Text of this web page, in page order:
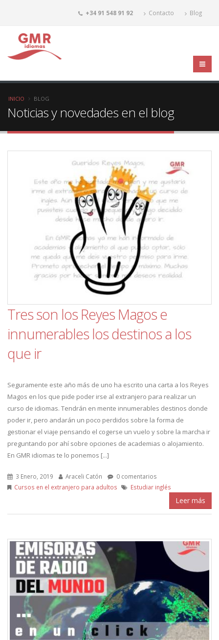
+34 91 548 91 92 Contacto Blog
INICIO BLOG
Noticias y novedades en el blog
Tres son los Reyes Magos e
innumerables los destinos a los
que ir
Seguramente este año más de uno ha escrito una carta a los Reyes
Magos en los que pide poder irse al extranjero para realizar un
curso de idiomas. Tendrán en mente innumerables destinos donde
poder ir, pero andarán un poco perdidos sobre la forma de
gestionar el viaje pensando el cogerse un vuelo y sobre la marcha ir
preguntando por ahí sobre opciones de academias o alojamiento.
En GMR idiomas te lo ponemos [...]
3 Enero, 2019 Araceli Catón
0 comentarios
Cursos en el extranjero para adultos
Estudiar inglés
Leer más